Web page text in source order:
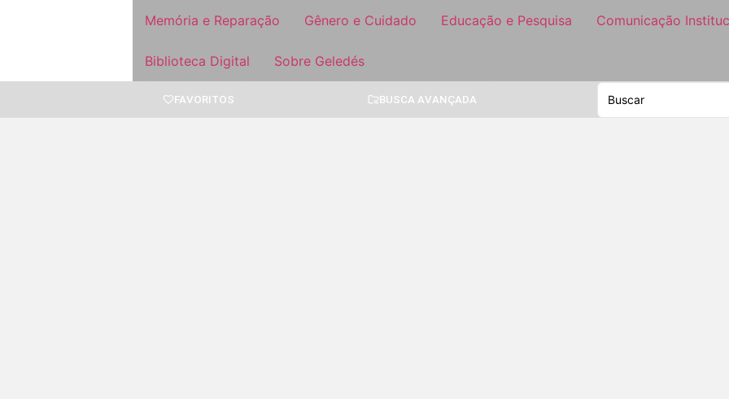
Memória e Reparação Gênero e Cuidado Educação e Pesquisa Comunicação
Biblioteca Digital Sobre Geledés
FAVORITOS BUSCA AVANÇADA